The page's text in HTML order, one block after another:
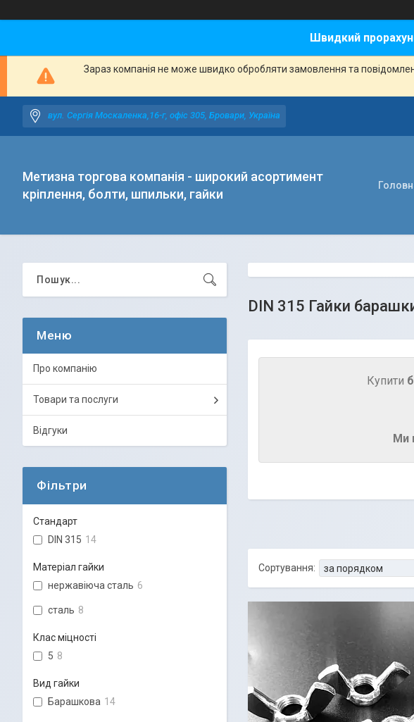
Швидкий
Зараз компанія не може швидко обробляти замовлення та
вул. Сергія Москаленка,16-г, офіс 305, Бровари, Україна
Метизна торгова компанія - широкий асортимент
кріплення, болти, шпильки, гайки
DIN 315 Гайки
Купити
Ми
Про компанію
Товари та послуги
Відгуки
Фільтри
Стандарт
DIN 315 14
Матеріал гайки
нержавіюча сталь 6
сталь 8
Клас міцності
5 8
Вид гайки
Барашкова 14